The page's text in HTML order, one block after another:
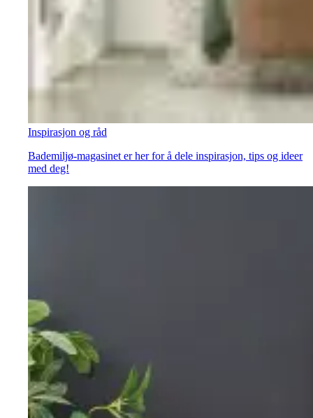
Inspirasjon og råd
Bademiljø-magasinet er her for å dele inspirasjon, tips og ideer
med deg!